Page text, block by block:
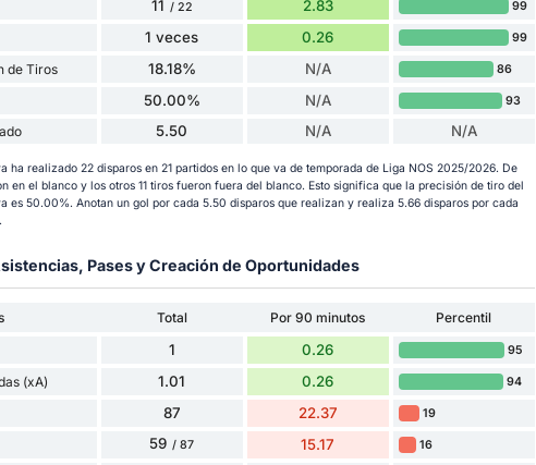
11 / 22 2.83 99
1 veces 0.26 99
de Tiros 18.18% N/A 86
50.00% N/A 93
5.50 N/A N/A
ha realizado 22 disparos en 21 partidos en lo que va de temporada de Liga NOS 2025/2026. De
en el blanco y los otros 11 tiros fueron fuera del blanco. Esto significa que la precisión de tiro del
es 50.00%. Anotan un gol por cada 5.50 disparos que realizan y realiza 5.66 disparos por cada
Pases y Creación de Oportunidades
Total Por 90 minutos
Percentil
1 0.26 95
(xA) 1.01 0.26 94
87 22.37 19
59 / 87 15.17 16